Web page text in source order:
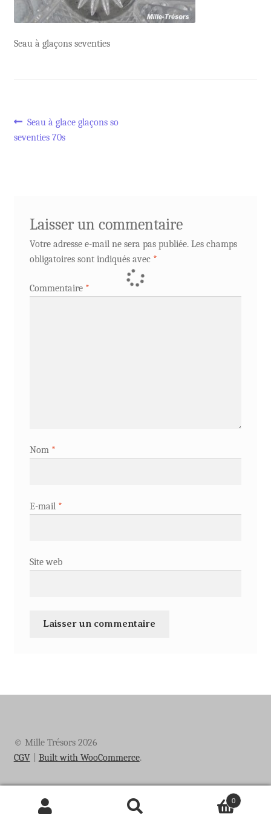
Seau à glaçons seventies
Navigation
Article
précédent :
Seau à glace glaçons so
seventies 70s
Laisser un commentaire
Votre adresse e-mail ne sera pas publiée. Les champs
obligatoires sont indiqués avec *
Commentaire *
Nom *
E-mail *
Site web
© Mille Trésors 2026
CGV
Built with WooCommerce.
0